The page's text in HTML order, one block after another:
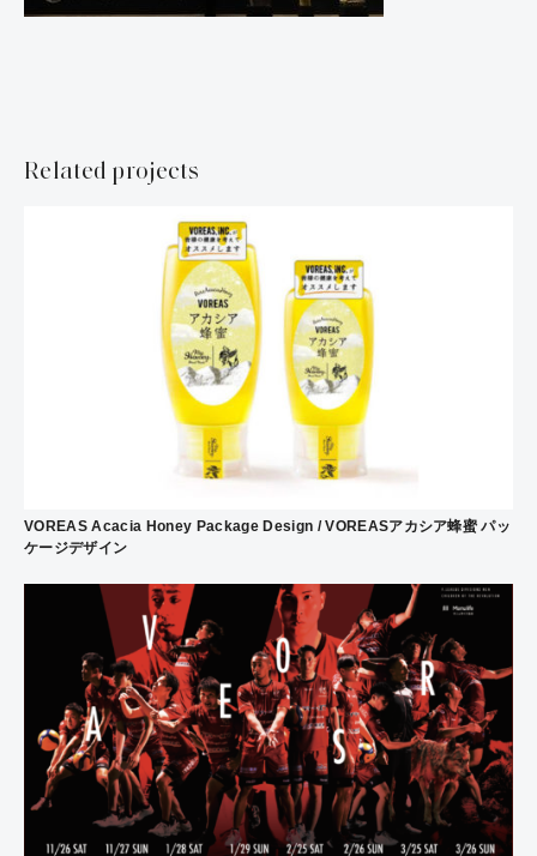
Related projects
VOREAS Acacia Honey Package Design / VOREASアカシア蜂蜜 パッ
ケージデザイン